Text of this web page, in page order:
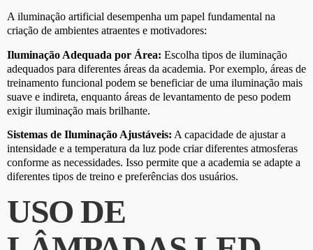
A iluminação artificial desempenha um papel fundamental na
criação de ambientes atraentes e motivadores:
Iluminação Adequada por Área: Escolha tipos de iluminação
adequados para diferentes áreas da academia. Por exemplo, áreas de
treinamento funcional podem se beneficiar de uma iluminação mais
suave e indireta, enquanto áreas de levantamento de peso podem
exigir iluminação mais brilhante.
Sistemas de Iluminação Ajustáveis: A capacidade de ajustar a
intensidade e a temperatura da luz pode criar diferentes atmosferas
conforme as necessidades. Isso permite que a academia se adapte a
diferentes tipos de treino e preferências dos usuários.
USO DE